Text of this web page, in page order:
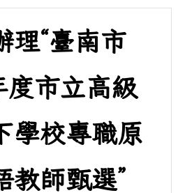
理“臺南市
度市立高級
學校專職原
教師甄選”